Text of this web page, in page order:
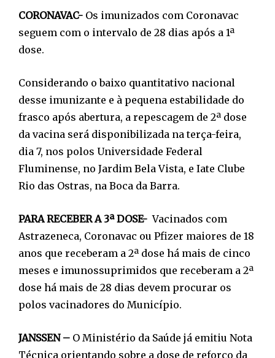
CORONAVAC- Os imunizados com Coronavac
seguem com o intervalo de 28 dias após a 1ª
dose.
Considerando o baixo quantitativo nacional
desse imunizante e à pequena estabilidade do
frasco após abertura, a repescagem de 2ª dose
da vacina será disponibilizada na terça-feira,
dia 7, nos polos Universidade Federal
Fluminense, no Jardim Bela Vista, e Iate Clube
Rio das Ostras, na Boca da Barra.
PARA RECEBER A 3ª DOSE- Vacinados com
Astrazeneca, Coronavac ou Pfizer maiores de 18
anos que receberam a 2ª dose há mais de cinco
meses e imunossuprimidos que receberam a 2ª
dose há mais de 28 dias devem procurar os
polos vacinadores do Município.
JANSSEN – O Ministério da Saúde já emitiu Nota
Técnica orientando sobre a dose de reforço da